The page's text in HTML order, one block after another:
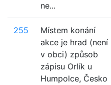
ne...
255
Místem konání
akce je hrad (není
v obci) způsob
zápisu Orlík u
Humpolce, Česko